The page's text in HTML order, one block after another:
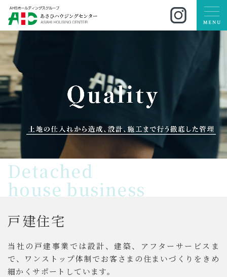
Detached
house business
戸建住宅
当社の戸建事業では設計、建築、アフターサービスま
で、ワンストップ体制でお客さまの住まいづくりをきめ
細かくサポートしています。